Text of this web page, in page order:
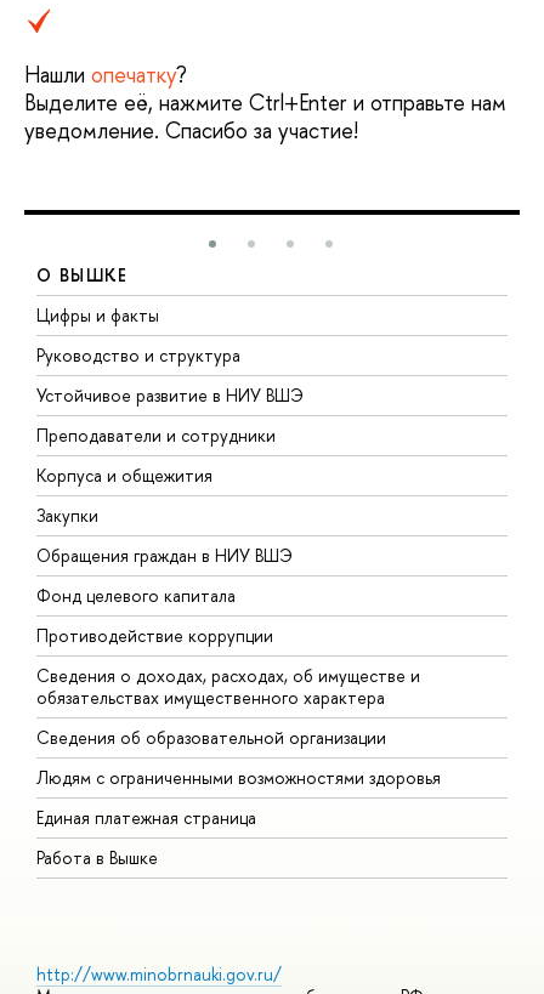
Нашли опечатку?
Выделите её, нажмите Ctrl+Enter и отправьте нам
уведомление. Спасибо за участие!
О ВЫШКЕ
Цифры и факты
Руководство и структура
Устойчивое развитие в НИУ ВШЭ
Преподаватели и сотрудники
Корпуса и общежития
Закупки
Обращения граждан в НИУ ВШЭ
Фонд целевого капитала
Противодействие коррупции
Сведения о доходах, расходах, об имуществе и
обязательствах имущественного характера
Сведения об образовательной организации
Людям с ограниченными возможностями здоровья
Единая платежная страница
Работа в Вышке
http://www.minobrnauki.gov.ru/